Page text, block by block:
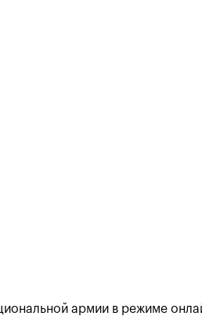
армии в режиме